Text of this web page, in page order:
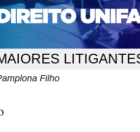
> Pamplona Filho
Filho